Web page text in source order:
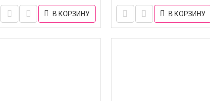
В КОРЗИНУ В КОРЗИНУ